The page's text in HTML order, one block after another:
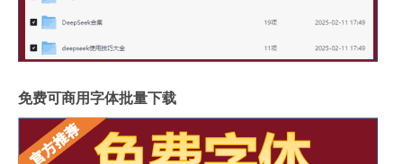
免费可商用字体批量下载